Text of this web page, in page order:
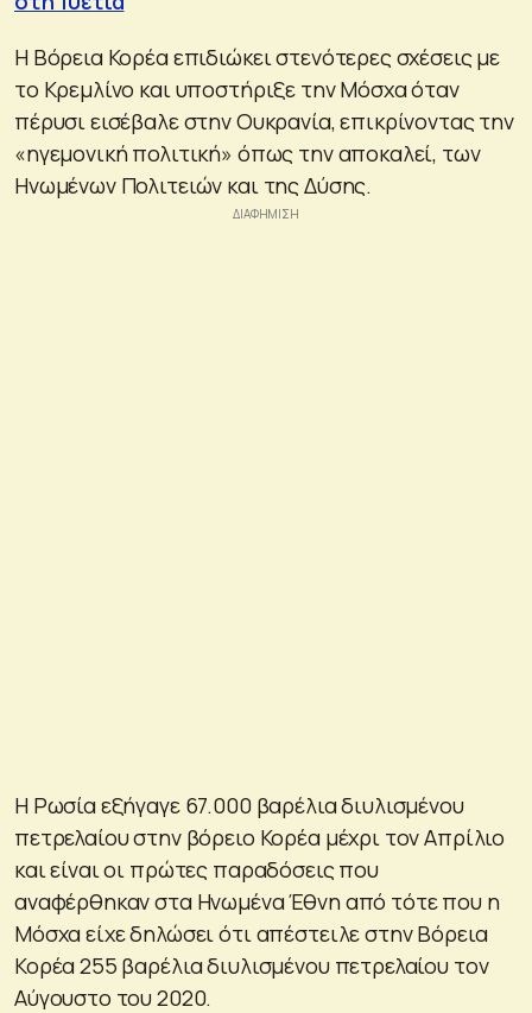
Η Βόρεια Κορέα επιδιώκει στενότερες σχέσεις με
το Κρεμλίνο και υποστήριξε την Μόσχα όταν
πέρυσι εισέβαλε στην Ουκρανία, επικρίνοντας την
«ηγεμονική πολιτική» όπως την αποκαλεί, των
Ηνωμένων Πολιτειών και της Δύσης.
Η Ρωσία εξήγαγε 67.000 βαρέλια διυλισμένου
πετρελαίου στην βόρειο Κορέα μέχρι τον Απρίλιο
και είναι οι πρώτες παραδόσεις που
αναφέρθηκαν στα Ηνωμένα Έθνη από τότε που η
Μόσχα είχε δηλώσει ότι απέστειλε στην Βόρεια
Κορέα 255 βαρέλια διυλισμένου πετρελαίου τον
Αύγουστο του 2020.